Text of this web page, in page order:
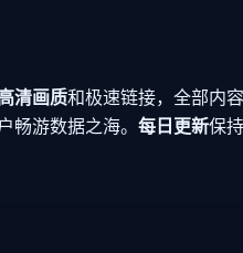
清画质和极速链接，全部内
游数据之海。 每日更新保